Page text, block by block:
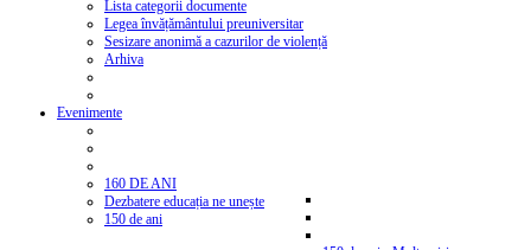
Lista categorii documente
Legea învățământului preuniversitar
Sesizare anonimă a cazurilor de violență
Arhiva
Evenimente
160 DE ANI
Dezbatere educația ne unește
150 de ani